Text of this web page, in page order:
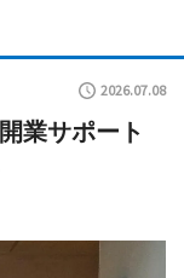
2026.07.08
業サポート